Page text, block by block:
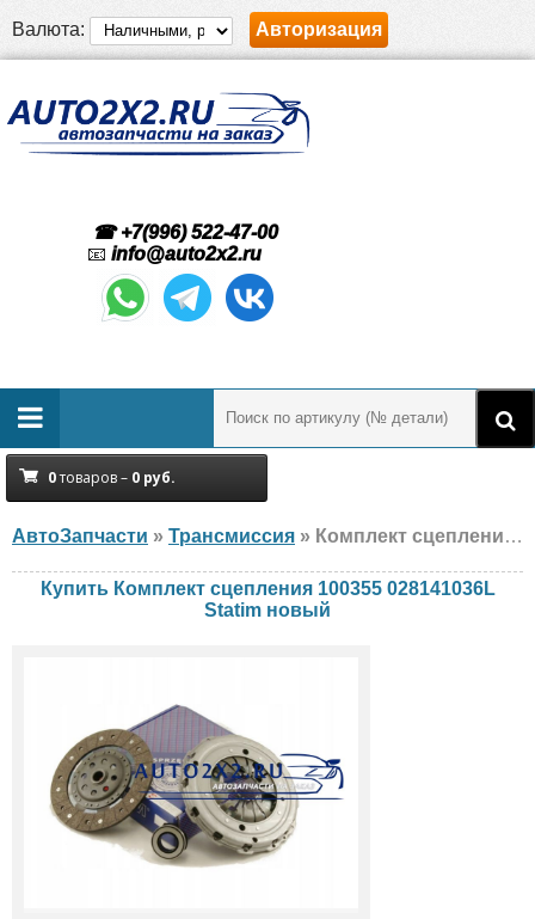
Валюта: Авторизация
☎ +7(996) 522-47-00
📧 info@auto2x2.ru
0товаров – 0 руб.
АвтоЗапчасти » Трансмиссия » Комплект сцепления Statim 100355 028141036L Audi, Skoda, Volkswagen, новый
Купить Комплект сцепления 100355 028141036L
Statim новый